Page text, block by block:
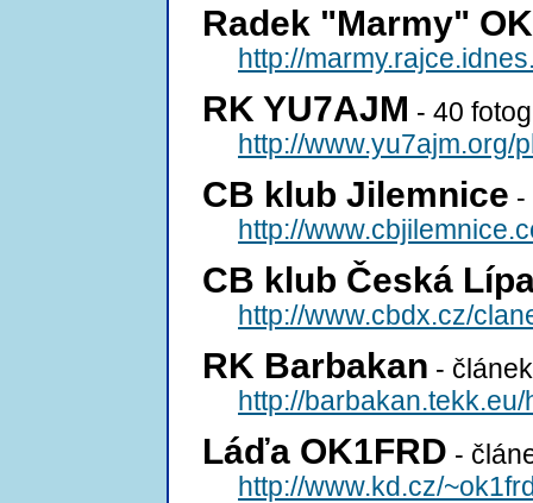
Radek "Marmy"
http://
RK YU7AJM - 40
http://www.yu7ajm.org/
CB klub Jilemnice -
http://
CB klub Česká
http://www.cbdx.cz/
RK Barbakan -
http://
Láďa OK1FRD -
http://www.kd.cz/